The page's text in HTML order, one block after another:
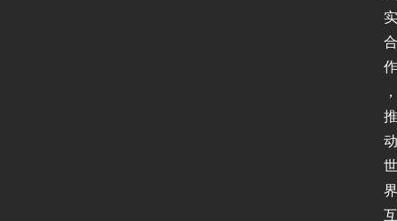
实
合
作
，
推
动
世
界
互